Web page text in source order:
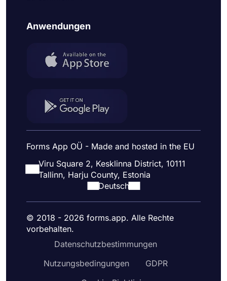
Anwendungen
Forms App OÜ - Made and hosted in the EU
Viru Square 2, Kesklinna District, 10111
Tallinn, Harju County, Estonia
Deutsch
© 2018 - 2026 forms.app. Alle Rechte
vorbehalten.
Datenschutzbestimmungen
Nutzungsbedingungen
GDPR